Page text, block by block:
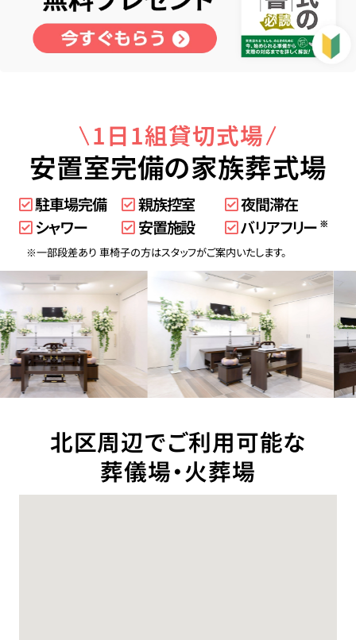
1日1組貸切式場
安置室完備の家族葬式場
駐車場完備 親族控室
夜間滞在
シャワー
安置施設 バリアフリー ※
※一部段差あり 車椅子の方はスタッフがご案内いたします。
北区周辺でご利用可能な
葬儀場・火葬場